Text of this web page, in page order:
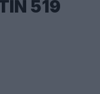
519